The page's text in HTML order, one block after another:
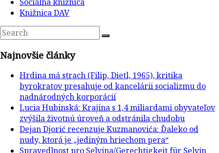
Knižnica DAV
Najnovšie články
Hrdina má strach (Filip, Dietl, 1965), kritika
byrokratov presahuje od kancelárii socializmu do
nadnárodných korporácií
Lucia Hubinská: Krajina s 1,4 miliardami obyvateľov
zvýšila životnú úroveň a odstránila chudobu
Dejan Djorić recenzuje Kuzmanovića: Ďaleko od
nudy, ktorá je „jediným hriechom pera“
Spravedlnost pro Selvina/Gerechtigkeit für Selvin